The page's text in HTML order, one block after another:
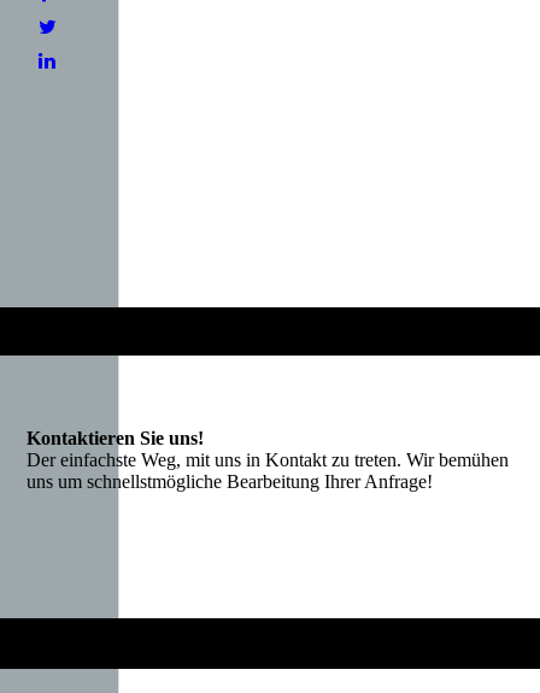
Kontaktieren Sie uns!
Der einfachste Weg, mit uns in Kontakt zu treten. Wir bemühen
uns um schnellstmögliche Bearbeitung Ihrer Anfrage!